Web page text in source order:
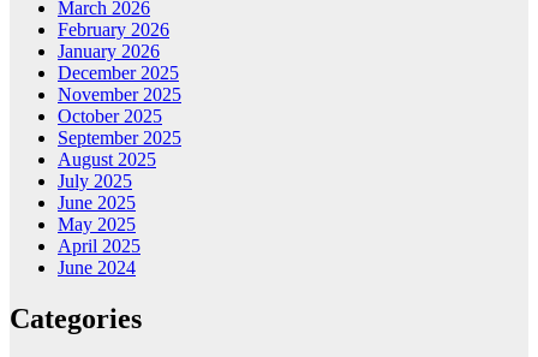
March 2026
February 2026
January 2026
December 2025
November 2025
October 2025
September 2025
August 2025
July 2025
June 2025
May 2025
April 2025
June 2024
Categories